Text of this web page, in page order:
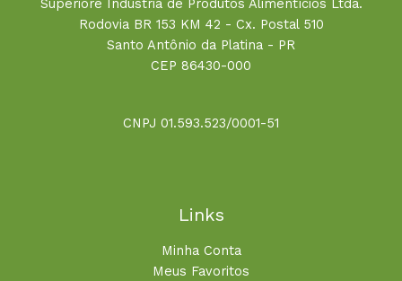
Superiore Indústria de Produtos Alimentícios Ltda.
Rodovia BR 153 KM 42 - Cx. Postal 510
Santo Antônio da Platina - PR
CEP 86430-000
CNPJ 01.593.523/0001-51
Links
Minha Conta
Meus Favoritos